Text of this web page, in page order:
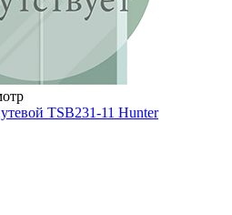
TSB231-11 Hunter